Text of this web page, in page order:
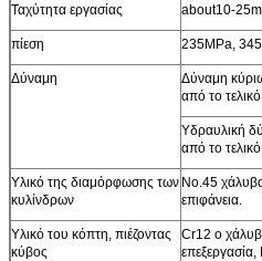
Ταχύτητα εργασίας about10-
πίεση 235MPa,
Δύναμη
Δύναμη
από το
Υδραυλική
από το
Υλικό της διαμόρφωσης των
κυλίνδρων
No.45
επιφάνεια.
Υλικό του κόπτη, πιέζοντας
κύβος
Cr12 ο